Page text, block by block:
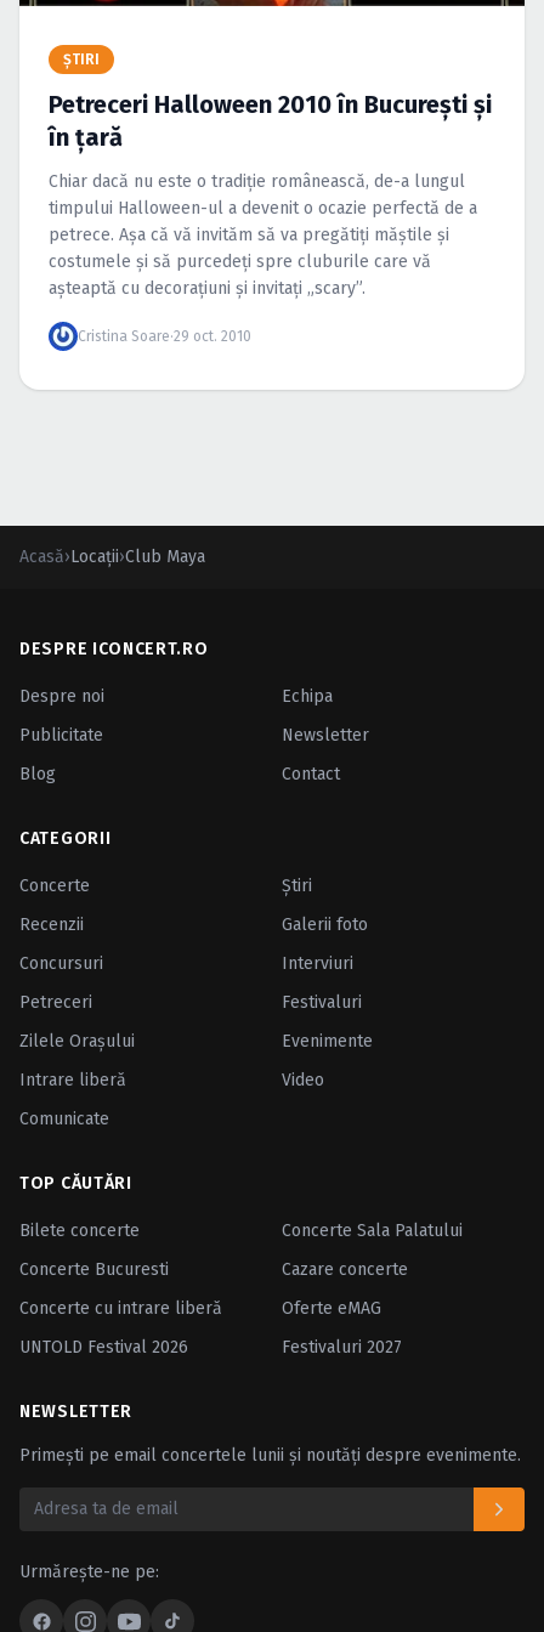
Caută în site...
ŞTIRI
Petreceri Halloween 2010 în Bucureşti şi
în ţară
Chiar dacă nu este o tradiţie românească, de-a lungul
timpului Halloween-ul a devenit o ocazie perfectă de a
petrece. Aşa că vă invităm să va pregătiţi măştile şi
costumele şi să purcedeţi spre cluburile care vă
aşteaptă cu decoraţiuni şi invitaţi „scary”.
Cristina Soare·29 oct. 2010
Acasă›Locații›Club Maya
DESPRE ICONCERT.RO
Despre noi
Echipa
Publicitate
Newsletter
Blog
Contact
CATEGORII
Concerte
Ştiri
Recenzii
Galerii foto
Concursuri
Interviuri
Petreceri
Festivaluri
Zilele Oraşului
Evenimente
Intrare liberă
Video
Comunicate
TOP CĂUTĂRI
Bilete concerte
Concerte Sala Palatului
Concerte Bucuresti
Cazare concerte
Concerte cu intrare liberă
Oferte eMAG
UNTOLD Festival 2026
Festivaluri 2027
NEWSLETTER
Primești pe email concertele lunii și noutăți despre evenimente.
Urmărește-ne pe: